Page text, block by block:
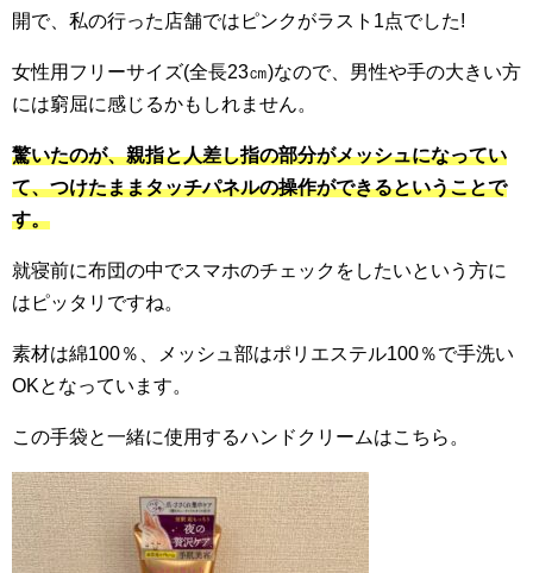
開で、私の行った店舗ではピンクがラスト1点でした!
女性用フリーサイズ(全長23㎝)なので、男性や手の大きい方
には窮屈に感じるかもしれません。
驚いたのが、親指と人差し指の部分がメッシュになってい
て、つけたままタッチパネルの操作ができるということで
す。
就寝前に布団の中でスマホのチェックをしたいという方に
はピッタリですね。
素材は綿100％、メッシュ部はポリエステル100％で手洗い
OKとなっています。
この手袋と一緒に使用するハンドクリームはこちら。